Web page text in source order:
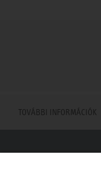
TOVÁBBI INFORMÁCIÓK